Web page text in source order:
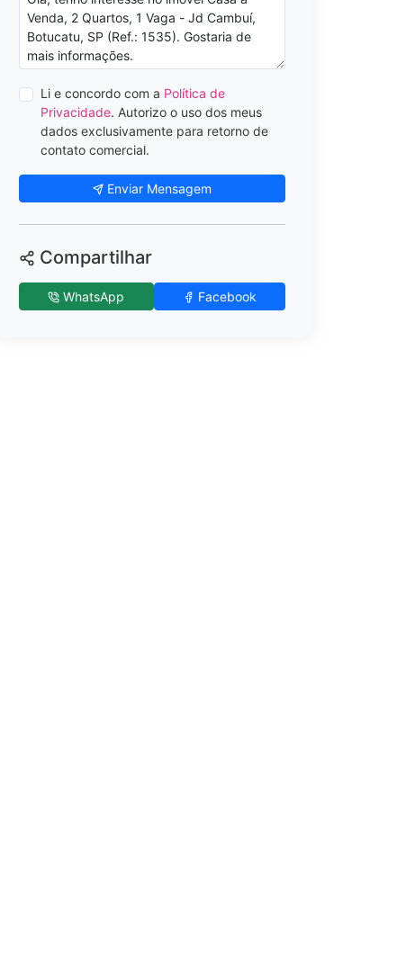
Li e concordo com a Política de
Privacidade. Autorizo o uso dos meus
dados exclusivamente para retorno de
contato comercial.
Enviar Mensagem
Compartilhar
WhatsApp Facebook